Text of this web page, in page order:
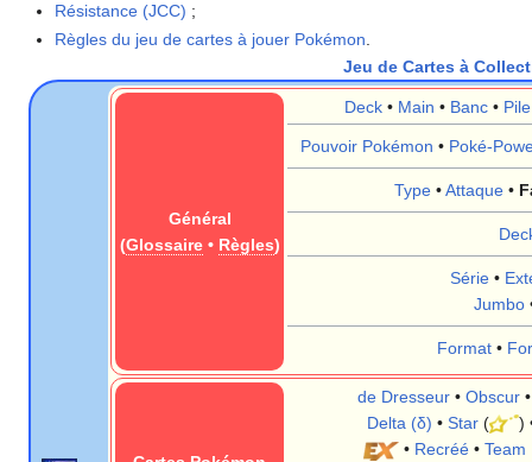
Résistance (JCC) ;
Règles du jeu de cartes à jouer Pokémon
Jeu de Cartes à
Général
(Glossaire• Règles)
Deck • Main • Banc •
Pouvoir Pokémon • Poké-
Type•Attaque•
Série•
Jumbo
Format•
de Dresseur• Obscur
Delta (δ) • Star(
)
• Recréé• Team